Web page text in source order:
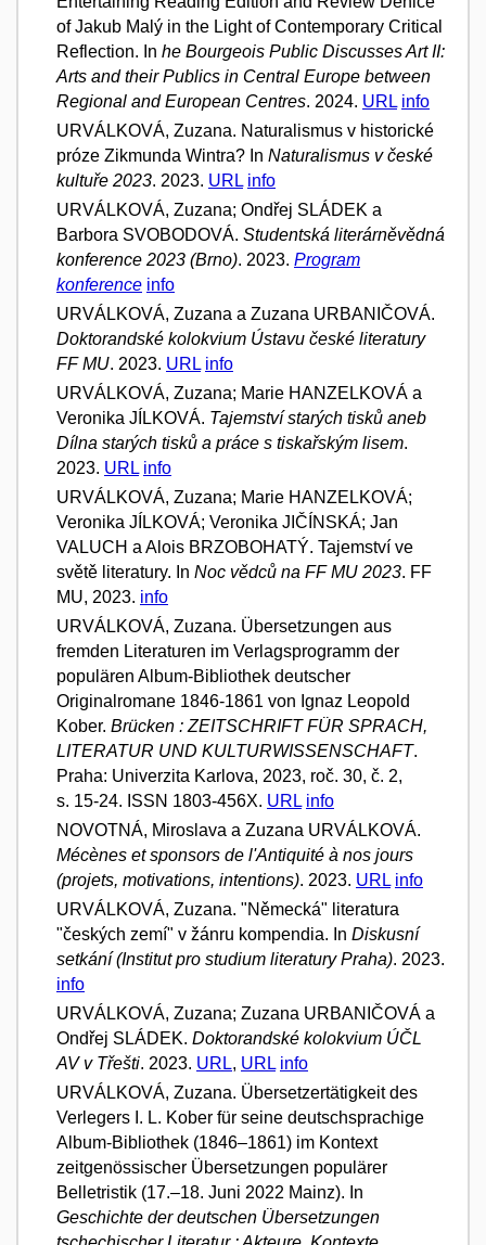
of Jakub Malý in the Light of Contemporary Critical
Reflection. In he Bourgeois Public Discusses Art II:
Arts and their Publics in Central Europe between
Regional and European Centres. 2024. URL info
URVÁLKOVÁ, Zuzana. Naturalismus v historické
próze Zikmunda Wintra? In Naturalismus v české
kultuře 2023. 2023. URL info
URVÁLKOVÁ, Zuzana; Ondřej SLÁDEK a
Barbora SVOBODOVÁ. Studentská literárněvědná
konference 2023 (Brno). 2023. Program
konference info
URVÁLKOVÁ, Zuzana a Zuzana URBANIČOVÁ.
Doktorandské kolokvium Ústavu české literatury
FF MU. 2023. URL info
URVÁLKOVÁ, Zuzana; Marie HANZELKOVÁ a
Veronika JÍLKOVÁ. Tajemství starých tisků aneb
Dílna starých tisků a práce s tiskařským lisem.
2023. URL info
URVÁLKOVÁ, Zuzana; Marie HANZELKOVÁ;
Veronika JÍLKOVÁ; Veronika JIČÍNSKÁ; Jan
VALUCH a Alois BRZOBOHATÝ. Tajemství ve
světě literatury. In Noc vědců na FF MU 2023. FF
MU, 2023. info
URVÁLKOVÁ, Zuzana. Übersetzungen aus
fremden Literaturen im Verlagsprogramm der
populären Album-Bibliothek deutscher
Originalromane 1846-1861 von Ignaz Leopold
Kober. Brücken : ZEITSCHRIFT FÜR SPRACH,
LITERATUR UND KULTURWISSENSCHAFT.
Praha: Univerzita Karlova, 2023, roč. 30, č. 2,
s. 15-24. ISSN 1803-456X. URL info
NOVOTNÁ, Miroslava a Zuzana URVÁLKOVÁ.
Mécènes et sponsors de l'Antiquité à nos jours
(projets, motivations, intentions). 2023. URL info
URVÁLKOVÁ, Zuzana. "Německá" literatura
"českých zemí" v žánru kompendia. In Diskusní
setkání (Institut pro studium literatury Praha). 2023.
info
URVÁLKOVÁ, Zuzana; Zuzana URBANIČOVÁ a
Ondřej SLÁDEK. Doktorandské kolokvium ÚČL
AV v Třešti. 2023. URL, URL info
URVÁLKOVÁ, Zuzana. Übersetzertätigkeit des
Verlegers I. L. Kober für seine deutschsprachige
Album-Bibliothek (1846–1861) im Kontext
zeitgenössischer Übersetzungen populärer
Belletristik (17.–18. Juni 2022 Mainz). In
Geschichte der deutschen Übersetzungen